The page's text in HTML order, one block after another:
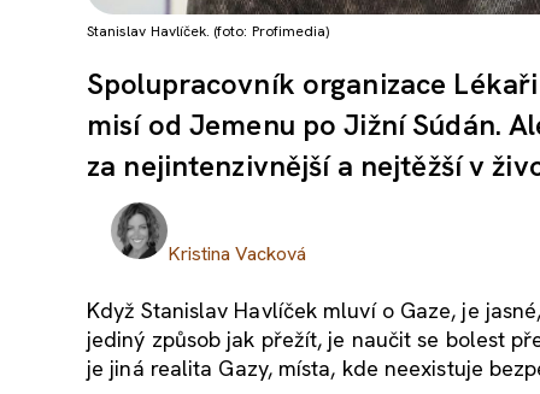
Stanislav Havlíček. (foto: Profimedia)
Spolupracovník organizace
misí od Jemenu po Jižní Súdán.
za nejintenzivnější a nejtěžší v
Kristina Vacková
Když Stanislav Havlíček mluví o Gaze, je
jediný způsob jak přežít, je naučit se bolest
je jiná realita Gazy, místa, kde neexistuje